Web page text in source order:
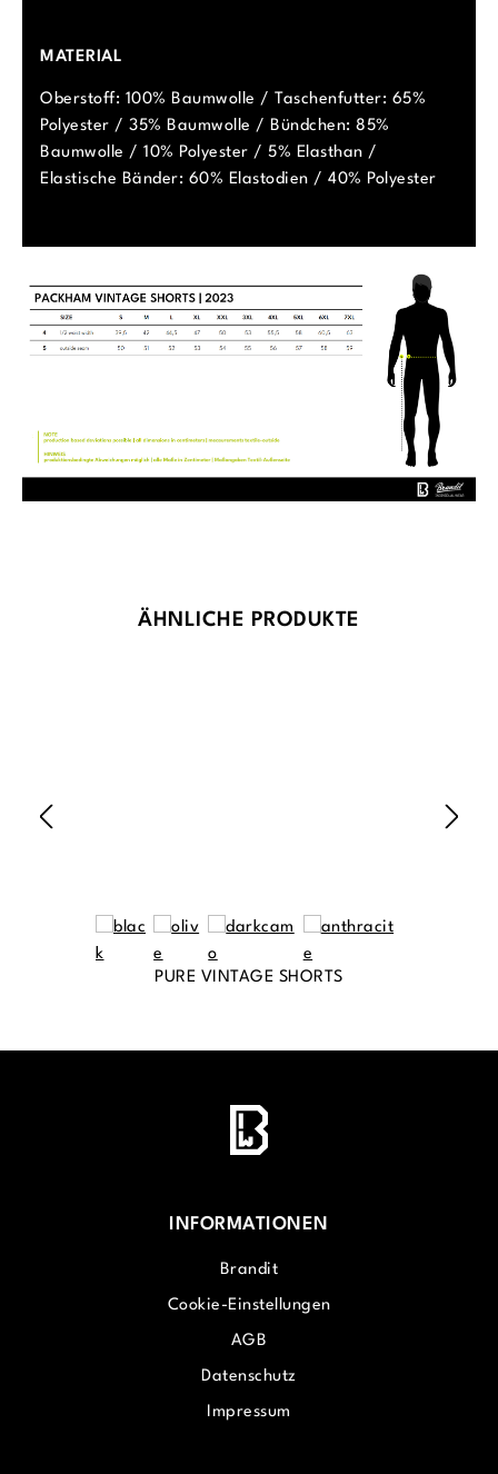
MATERIAL
Oberstoff: 100% Baumwolle / Taschenfutter: 65%
Polyester / 35% Baumwolle / Bündchen: 85%
Baumwolle / 10% Polyester / 5% Elasthan /
Elastische Bänder: 60% Elastodien / 40% Polyester
Produktgalerie überspringen
ÄHNLICHE PRODUKTE
PURE VINTAGE SHORTS
INFORMATIONEN
Brandit
Cookie-Einstellungen
AGB
Datenschutz
Impressum